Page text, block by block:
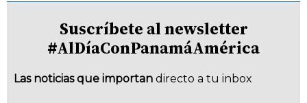
Suscríbete al newsletter
#AlDíaConPanamáAmérica
Las noticias que importan directo a tu inbox